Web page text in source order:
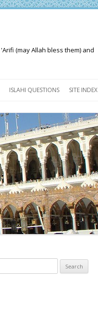
(may Allah bless them) and
ISLAHI QUESTIONS SITE INDEX